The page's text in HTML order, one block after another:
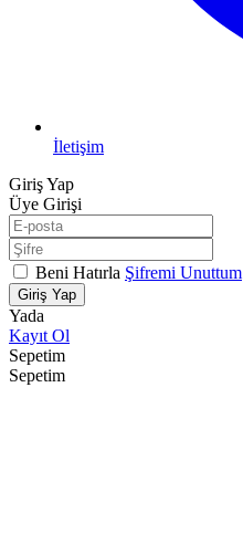
İletişim
Giriş Yap
Üye Girişi
Beni Hatırla Şifremi Unuttum
Giriş Yap
Yada
Kayıt Ol
Sepetim
Sepetim